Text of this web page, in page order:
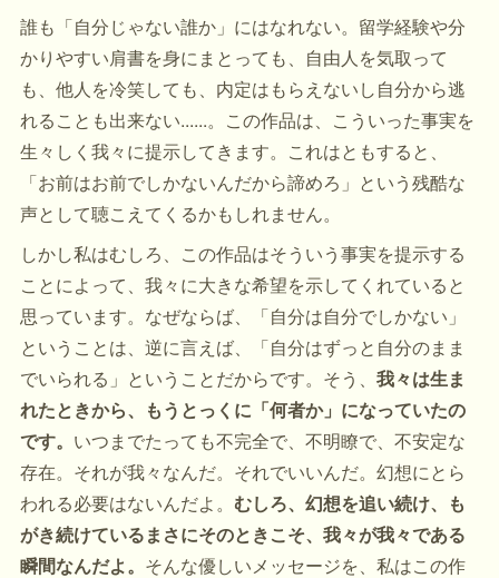
誰も「自分じゃない誰か」にはなれない。留学経験や分
かりやすい肩書を身にまとっても、自由人を気取って
も、他人を冷笑しても、内定はもらえないし自分から逃
れることも出来ない......。この作品は、こういった事実を
生々しく我々に提示してきます。これはともすると、
「お前はお前でしかないんだから諦めろ」という残酷な
声として聴こえてくるかもしれません。
しかし私はむしろ、この作品はそういう事実を提示する
ことによって、我々に大きな希望を示してくれていると
思っています。なぜならば、「自分は自分でしかない」
ということは、逆に言えば、「自分はずっと自分のまま
でいられる」ということだからです。そう、我々は生ま
れたときから、もうとっくに「何者か」になっていたの
です。 いつまでたっても不完全で、不明瞭で、不安定な
存在。それが我々なんだ。それでいいんだ。幻想にとら
われる必要はないんだよ。 むしろ、幻想を追い続け、も
がき続けているまさにそのときこそ、我々が我々である
瞬間なんだよ。 そんな優しいメッセージを、私はこの作